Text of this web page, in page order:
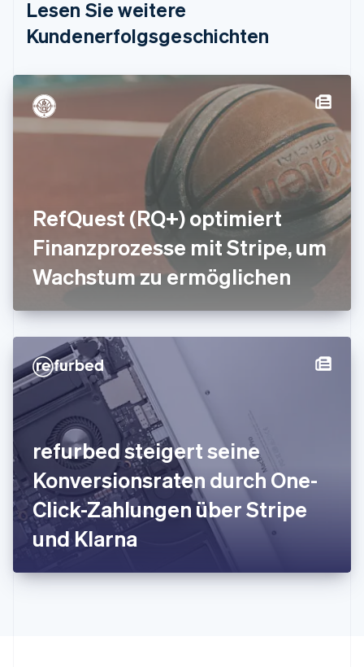
Lesen Sie weitere
Kundenerfolgsgeschichten
RefQuest (RQ+) optimiert
Finanzprozesse mit Stripe, um
Wachstum zu ermöglichen
refurbed steigert seine
Konversionsraten durch One-
Click-Zahlungen über Stripe
und Klarna
DeutschEnglish
English
简体中文English
English
Frankreich
FrançaisEnglish
Indien
English
Irland
English
Japan
日本語English
Kanada
EnglishFrançais
Kroatien
English Italiano
Lettland
English
Liechtenstein
Deutsch English
Litauen
English
Luxemburg
FrançaisDeutsch English
Malaysia
Malta